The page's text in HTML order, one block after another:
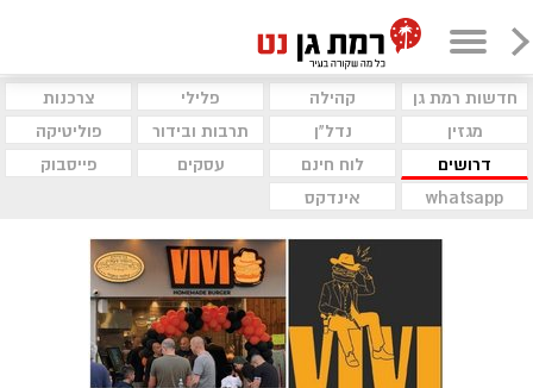
חדשות רמת גן קהילה פלילי
צרכנות
מגזין
נדל"ן תרבות ובידור
פוליטיקה
דרושים
לוח חינם עסקים
פייסבוק
whatsapp
אינדקס